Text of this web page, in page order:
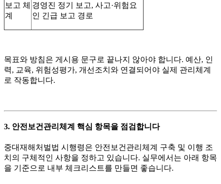
보고 체
계
경영진 정기 보고, 사고·위험요
인 긴급 보고 경로
목표와 방침은 게시용 문구로 끝나지 않아야 합니다. 예산, 인
력, 교육, 위험성평가, 개선조치와 연결되어야 실제 관리체계
로 작동합니다.
3. 안전보건관리체계 핵심 항목을 점검합니다
중대재해처벌법 시행령은 안전보건관리체계 구축 및 이행 조
치의 구체적인 사항을 정하고 있습니다. 실무에서는 아래 항목
을 기준으로 내부 체크리스트를 만들면 좋습니다.